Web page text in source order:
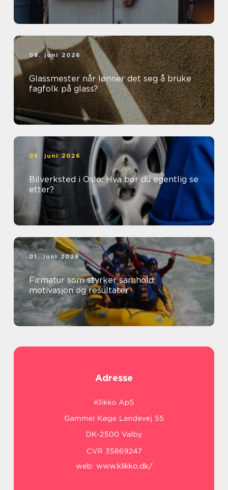
08. juni 2026
Glassmester når lønner det seg å bruke
fagfolk på glass?
05. juni 2026
Bilverksted i Oslo: Hva bør du egentlig se
etter?
01. juni 2026
Firmatur som styrker samhold,
motivasjon og resultater
Adresse
web: www.klikko.dk/